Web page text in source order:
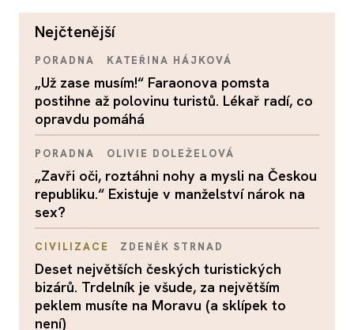
nejčtenější
PORADNA KATEŘINA HÁJKOVÁ
„Už zase musím!“ Faraonova pomsta
postihne až polovinu turistů. Lékař radí, co
opravdu pomáhá
PORADNA OLIVIE DOLEŽELOVÁ
„Zavři oči, roztáhni nohy a mysli na Českou
republiku.“ Existuje v manželství nárok na
sex?
CIVILIZACE ZDENĚK STRNAD
Deset největších českých turistických
bizárů. Trdelník je všude, za největším
peklem musíte na Moravu (a sklípek to
není)